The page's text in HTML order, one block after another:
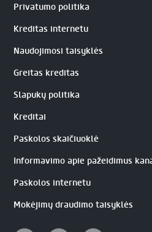
Privatumo politika
Kreditas internetu
Naudojimosi taisyklės
Greitas kreditas
Slapukų politika
Kreditai
Paskolos skaičiuoklė
Informavimo apie pažeidimus
Paskolos internetu
Mokėjimų draudimo taisyklės